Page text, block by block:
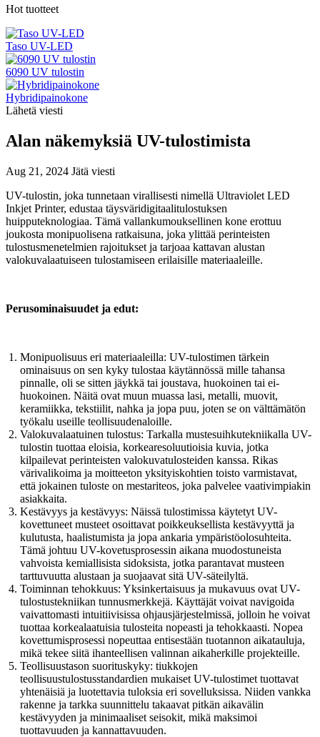
Hot tuotteet
Taso UV-LED
6090 UV tulostin
Hybridipainokone
Lähetä viesti
Alan näkemyksiä UV-tulostimista
Aug 21, 2024 Jätä viesti
UV-tulostin, joka tunnetaan virallisesti nimellä Ultraviolet LED
Inkjet Printer, edustaa täysväridigitaalitulostuksen
huipputeknologiaa. Tämä vallankumouksellinen kone erottuu
joukosta monipuolisena ratkaisuna, joka ylittää perinteisten
tulostusmenetelmien rajoitukset ja tarjoaa kattavan alustan
valokuvalaatuiseen tulostamiseen erilaisille materiaaleille.
Perusominaisuudet ja edut:
Monipuolisuus eri materiaaleilla: UV-tulostimen tärkein
ominaisuus on sen kyky tulostaa käytännössä mille tahansa
pinnalle, oli se sitten jäykkä tai joustava, huokoinen tai ei-
huokoinen. Näitä ovat muun muassa lasi, metalli, muovit,
keramiikka, tekstiilit, nahka ja jopa puu, joten se on välttämätön
työkalu useille teollisuudenaloille.
Valokuvalaatuinen tulostus: Tarkalla mustesuihkutekniikalla UV-
tulostin tuottaa eloisia, korkearesoluutioisia kuvia, jotka
kilpailevat perinteisten valokuvatulosteiden kanssa. Rikas
värivalikoima ja moitteeton yksityiskohtien toisto varmistavat,
että jokainen tuloste on mestariteos, joka palvelee vaativimpiakin
asiakkaita.
Kestävyys ja kestävyys: Näissä tulostimissa käytetyt UV-
kovettuneet musteet osoittavat poikkeuksellista kestävyyttä ja
kulutusta, haalistumista ja jopa ankaria ympäristöolosuhteita.
Tämä johtuu UV-kovetusprosessin aikana muodostuneista
vahvoista kemiallisista sidoksista, jotka parantavat musteen
tarttuvuutta alustaan ​​ja suojaavat sitä UV-säteilyltä.
Toiminnan tehokkuus: Yksinkertaisuus ja mukavuus ovat UV-
tulostustekniikan tunnusmerkkejä. Käyttäjät voivat navigoida
vaivattomasti intuitiivisissa ohjausjärjestelmissä, jolloin he voivat
tuottaa korkealaatuisia tulosteita nopeasti ja tehokkaasti. Nopea
kovettumisprosessi nopeuttaa entisestään tuotannon aikatauluja,
mikä tekee siitä ihanteellisen valinnan aikaherkille projekteille.
Teollisuustason suorituskyky: tiukkojen
teollisuustulostusstandardien mukaiset UV-tulostimet tuottavat
yhtenäisiä ja luotettavia tuloksia eri sovelluksissa. Niiden vankka
rakenne ja tarkka suunnittelu takaavat pitkän aikavälin
kestävyyden ja minimaaliset seisokit, mikä maksimoi
tuottavuuden ja kannattavuuden.